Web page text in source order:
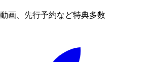
画、先行予約など特典多数